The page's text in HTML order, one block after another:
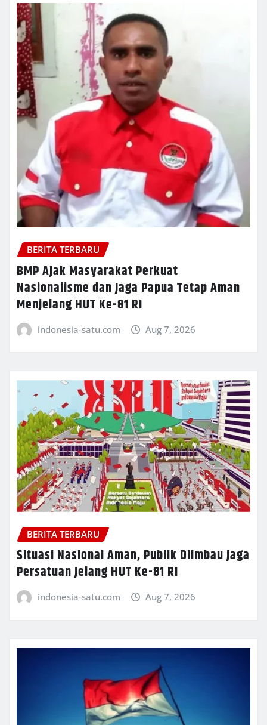
BERITA TERBARU
BMP Ajak Masyarakat Perkuat
Nasionalisme dan Jaga Papua Tetap Aman
Menjelang HUT Ke-81 RI
indonesia-satu.com Aug 7, 2026
BERITA TERBARU
Situasi Nasional Aman, Publik Diimbau Jaga
Persatuan Jelang HUT Ke-81 RI
indonesia-satu.com Aug 7, 2026